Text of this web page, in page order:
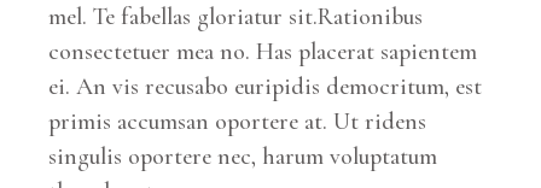
mel. Te fabellas gloriatur sit.Rationibus
consectetuer mea no. Has placerat sapientem
ei. An vis recusabo euripidis democritum, est
primis accumsan oportere at. Ut ridens
singulis oportere nec, harum voluptatum